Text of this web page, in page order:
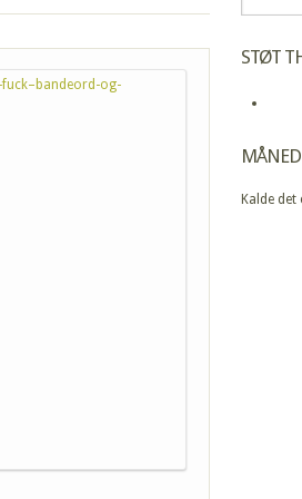
STØT
Kalde det